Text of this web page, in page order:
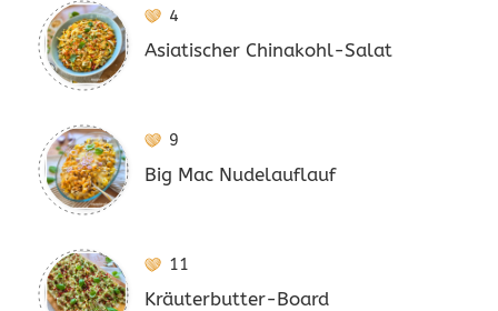
4
Asiatischer Chinakohl-Salat
9
Big Mac Nudelauflauf
11
Kräuterbutter-Board